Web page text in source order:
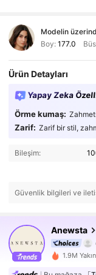
Modelin
Boy: 177.0
Ürün Detayları
Yapay Zeka
Örme kumaş:
Zarif: Zarif bir stil,
Bileşim:
Güvenlik bilgileri ve
Anewsta
1.9M